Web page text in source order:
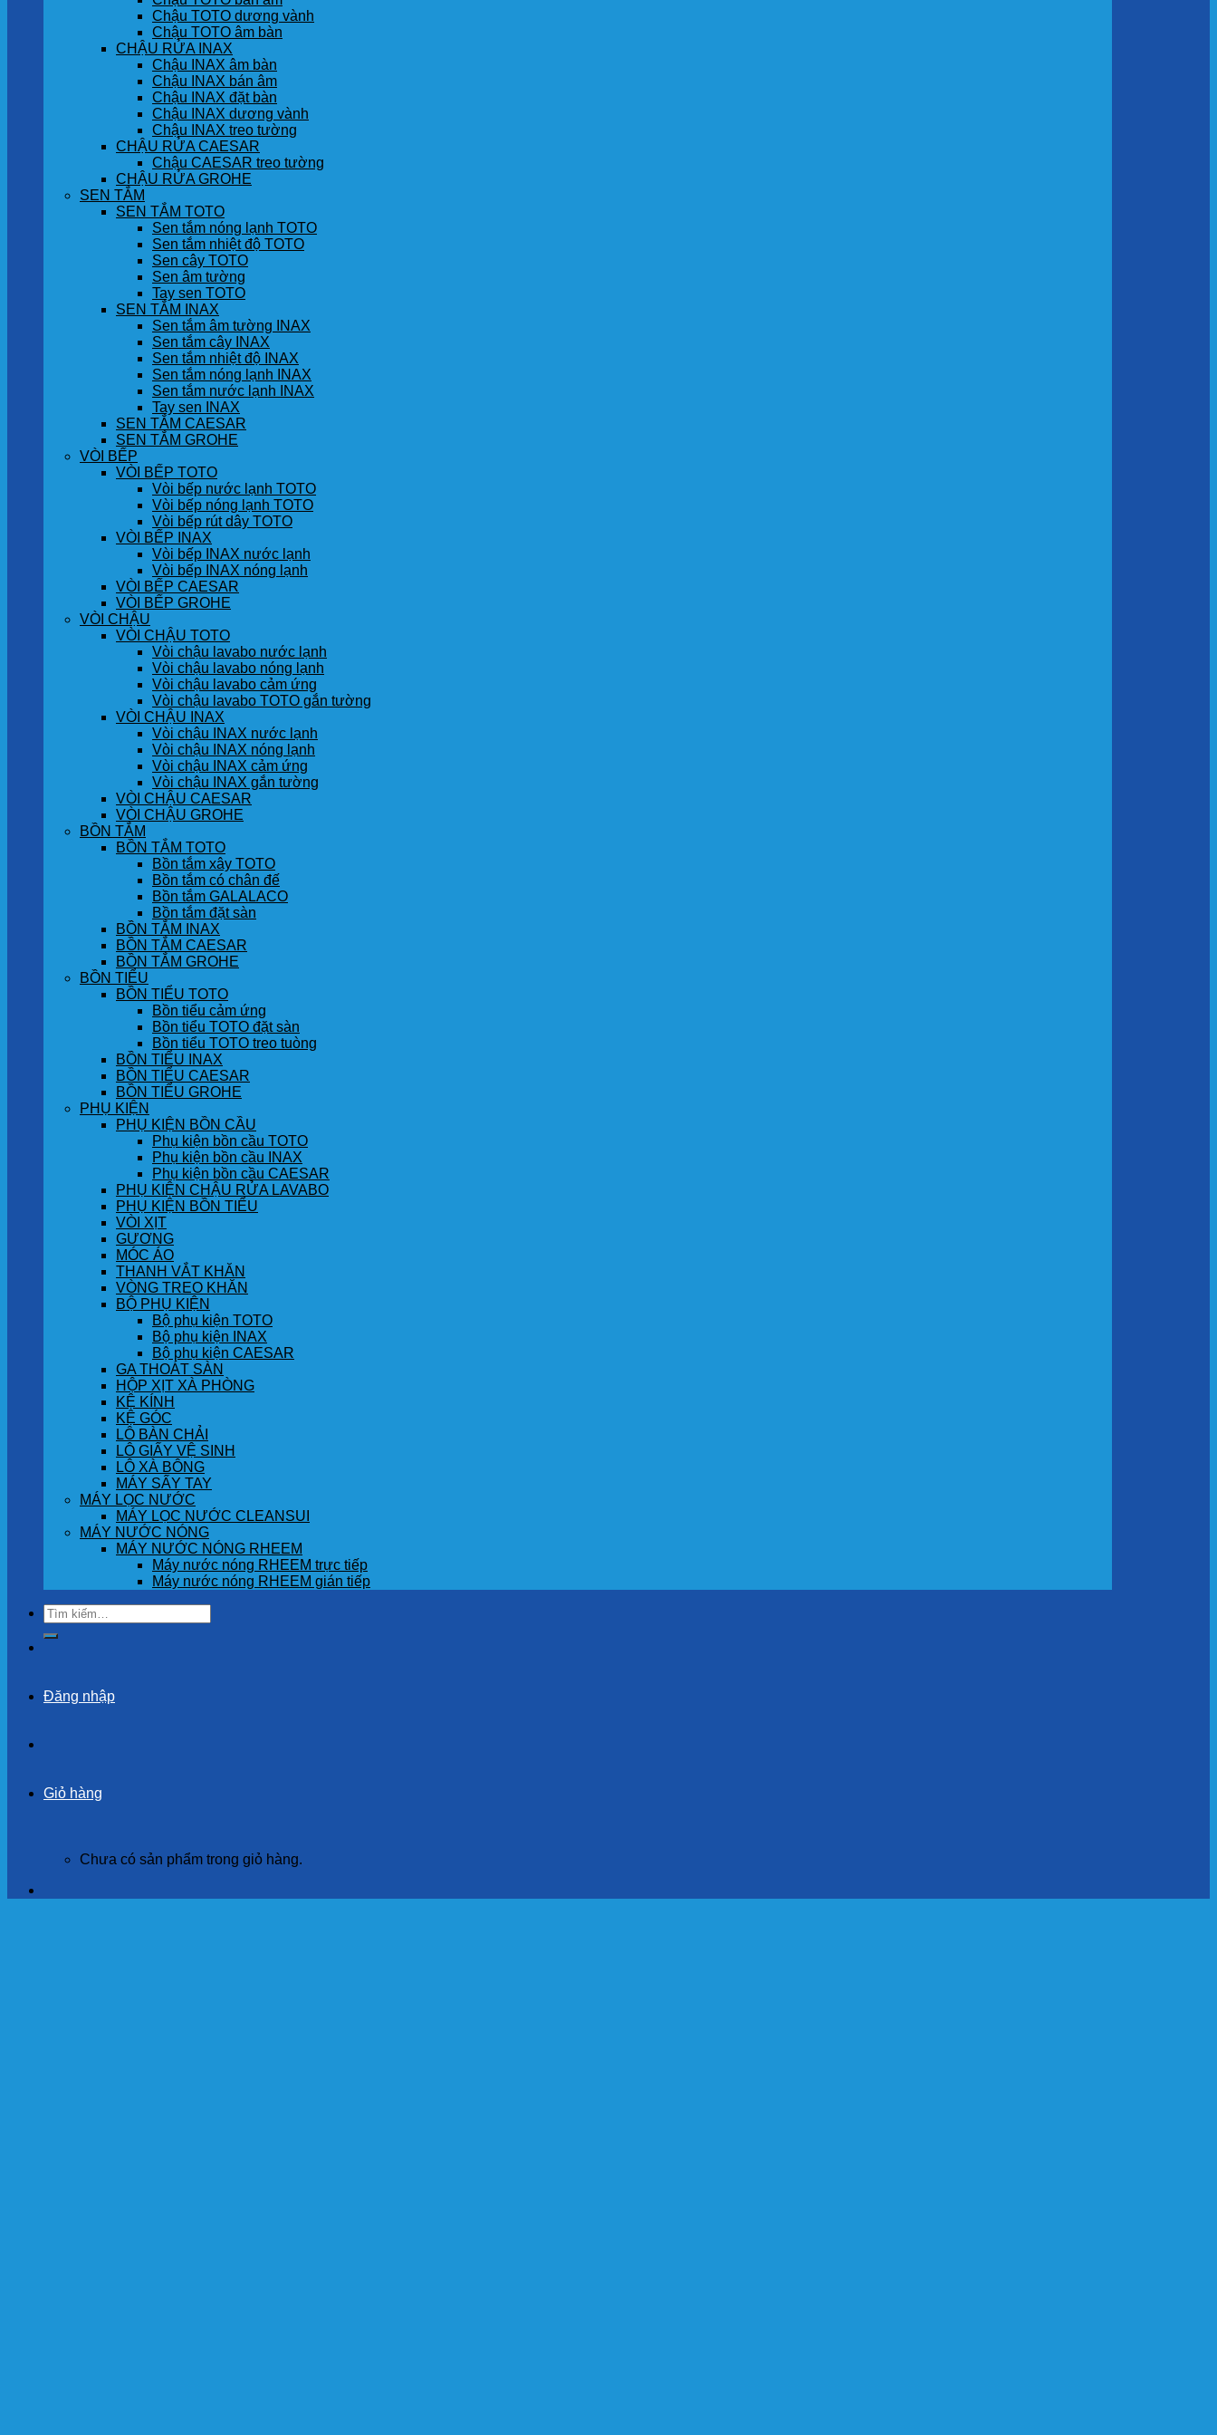
Chậu TOTO dương vành
Chậu TOTO âm bàn
CHẬU RỬA INAX
Chậu INAX âm bàn
Chậu INAX bán âm
Chậu INAX đặt bàn
Chậu INAX dương vành
Chậu INAX treo tường
CHẬU RỬA CAESAR
Chậu CAESAR treo tường
CHẬU RỬA GROHE
SEN TẮM
SEN TẮM TOTO
Sen tắm nóng lạnh TOTO
Sen tắm nhiệt độ TOTO
Sen cây TOTO
Sen âm tường
Tay sen TOTO
SEN TẮM INAX
Sen tắm âm tường INAX
Sen tắm cây INAX
Sen tắm nhiệt độ INAX
Sen tắm nóng lạnh INAX
Sen tắm nước lạnh INAX
Tay sen INAX
SEN TẮM CAESAR
SEN TẮM GROHE
VÒI BẾP
VÒI BẾP TOTO
Vòi bếp nước lạnh TOTO
Vòi bếp nóng lạnh TOTO
Vòi bếp rút dây TOTO
VÒI BẾP INAX
Vòi bếp INAX nước lạnh
Vòi bếp INAX nóng lạnh
VÒI BẾP CAESAR
VÒI BẾP GROHE
VÒI CHẬU
VÒI CHẬU TOTO
Vòi chậu lavabo nước lạnh
Vòi chậu lavabo nóng lạnh
Vòi chậu lavabo cảm ứng
Vòi chậu lavabo TOTO gắn tường
VÒI CHẬU INAX
Vòi chậu INAX nước lạnh
Vòi chậu INAX nóng lạnh
Vòi chậu INAX cảm ứng
Vòi chậu INAX gắn tường
VÒI CHẬU CAESAR
VÒI CHẬU GROHE
BỒN TẮM
BỒN TẮM TOTO
Bồn tắm xây TOTO
Bồn tắm có chân đế
Bồn tắm GALALACO
Bồn tắm đặt sàn
BỒN TẮM INAX
BỒN TẮM CAESAR
BỒN TẮM GROHE
BỒN TIỂU
BỒN TIỂU TOTO
Bồn tiểu cảm ứng
Bồn tiểu TOTO đặt sàn
Bồn tiểu TOTO treo tuòng
BỒN TIỂU INAX
BỒN TIỂU CAESAR
BỒN TIỂU GROHE
PHỤ KIỆN
PHỤ KIỆN BỒN CẦU
Phụ kiện bồn cầu TOTO
Phụ kiện bồn cầu INAX
Phụ kiện bồn cầu CAESAR
PHỤ KIỆN CHẬU RỬA LAVABO
PHỤ KIỆN BỒN TIỂU
VÒI XỊT
GƯƠNG
MÓC ÁO
THANH VẮT KHĂN
VÒNG TREO KHĂN
BỘ PHỤ KIỆN
Bộ phụ kiện TOTO
Bộ phụ kiện INAX
Bộ phụ kiện CAESAR
GA THOÁT SÀN
HỘP XỊT XÀ PHÒNG
KỆ KÍNH
KỆ GÓC
LÔ BÀN CHẢI
LÔ GIẤY VỆ SINH
LÔ XÀ BÔNG
MÁY SẤY TAY
MÁY LỌC NƯỚC
MÁY LỌC NƯỚC CLEANSUI
MÁY NƯỚC NÓNG
MÁY NƯỚC NÓNG RHEEM
Máy nước nóng RHEEM trực tiếp
Máy nước nóng RHEEM gián tiếp
Tìm
kiếm:
Đăng nhập
Giỏ hàng
Chưa có sản phẩm trong giỏ hàng.